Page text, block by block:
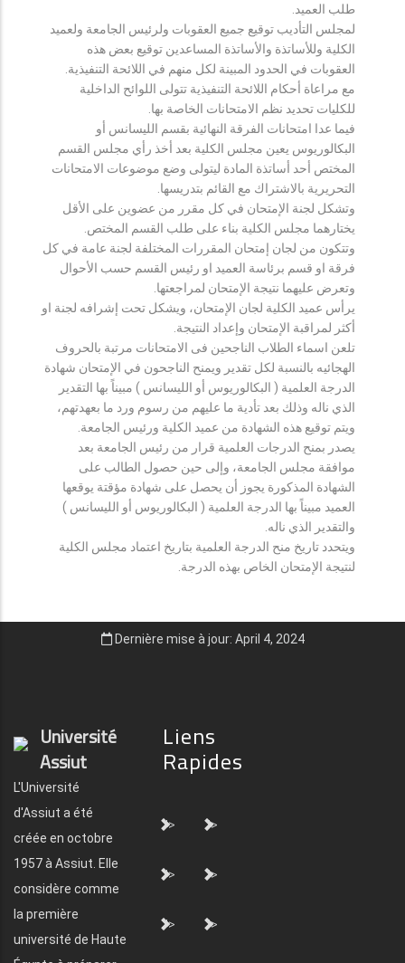
طلب العميد.
لمجلس التأديب توقيع جميع العقوبات ولرئيس الجامعة ولعميد
الكلية وللأساتذة والأساتذة المساعدين توقيع بعض هذه
العقوبات في الحدود المبينة لكل منهم في اللائحة التنفيذية.
مع مراعاة أحكام اللائحة التنفيذية تتولى اللوائح الداخلية
للكليات تحديد نظم الامتحانات الخاصة بها.
فيما عدا امتحانات الفرقة النهائية بقسم الليسانس أو
البكالوريوس يعين مجلس الكلية بعد أخذ رأي مجلس القسم
المختص أحد أساتذة المادة ليتولى وضع موضوعات الامتحانات
التحريرية بالاشتراك مع القائم بتدريسها.
وتشكل لجنة الإمتحان في كل مقرر من عضوين على الأقل
يختارهما مجلس الكلية بناء على طلب القسم المختص.
وتتكون من لجان إمتحان المقررات المختلفة لجنة عامة في كل
فرقة او قسم برئاسة العميد او رئيس القسم حسب الأحوال
وتعرض عليهما نتيجة الإمتحان لمراجعتها.
يرأس عميد الكلية لجان الإمتحان، ويشكل تحت إشرافه لجنة او
أكثر لمراقبة الإمتحان وإعداد النتيجة.
تلعن اسماء الطلاب الناجحين فى الامتحانات مرتبة بالحروف
الهجائيه بالنسبة لكل تقدير ويمنح الناجحون في الإمتحان شهادة
الدرجة العلمية ( البكالوريوس أو الليسانس ) مبيناً بها التقدير
الذي ناله وذلك بعد تأدية ما عليهم من رسوم ورد ما بعهدتهم،
ويتم توقيع هذه الشهادة من عميد الكلية ورئيس الجامعة.
يصدر بمنح الدرجات العلمية قرار من رئيس الجامعة بعد
موافقة مجلس الجامعة، وإلى حين حصول الطالب على
الشهادة المذكورة يجوز أن يحصل على شهادة مؤقتة يوقعها
العميد مبيناً بها الدرجة العلمية ( البكالوريوس أو الليسانس )
والتقدير الذي ناله.
ويتحدد تاريخ منح الدرجة العلمية بتاريخ اعتماد مجلس الكلية
لنتيجة الإمتحان الخاص بهذه الدرجة.
Dernière mise à jour: April 4, 2024
Université
Assiut
L'Université
d'Assiut a été
créée en octobre
1957 à Assiut. Elle
considère comme
la première
université de Haute
Liens
Rapides
"> ">
"> ">
"> ">